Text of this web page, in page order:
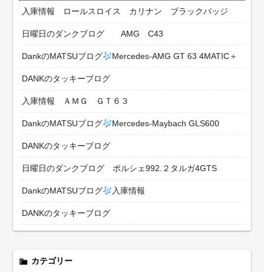
入庫情報 ロールスロイス カリナン ブラックバッジ
日曜日のダンクブログ AMG C43
DankのMATSUブログ Mercedes-AMG GT 63 4MATIC＋
DANKのタッキーブログ
入庫情報 ＡＭＧ ＧＴ６３
DankのMATSUブログ Mercedes-Maybach GLS600
DANKのタッキーブログ
日曜日のダンクブログ ポルシェ992.２タルガ4GTS
DankのMATSUブログ 入庫情報
DANKのタッキーブログ
カテゴリー